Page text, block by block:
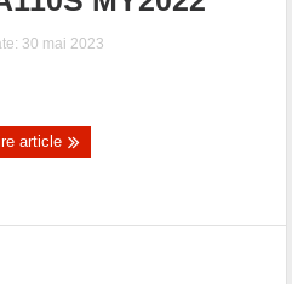
30 mai 2023
article